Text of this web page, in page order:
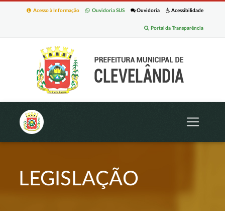
Acessibilidade
Ouvidoria
Ouvidoria SUS
Acesso à Informação
Portal da Transparência
LEGISLAÇÃO